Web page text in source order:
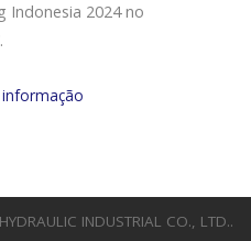
Indonesia 2024 no
INDUSTRIAL CO., LTD..